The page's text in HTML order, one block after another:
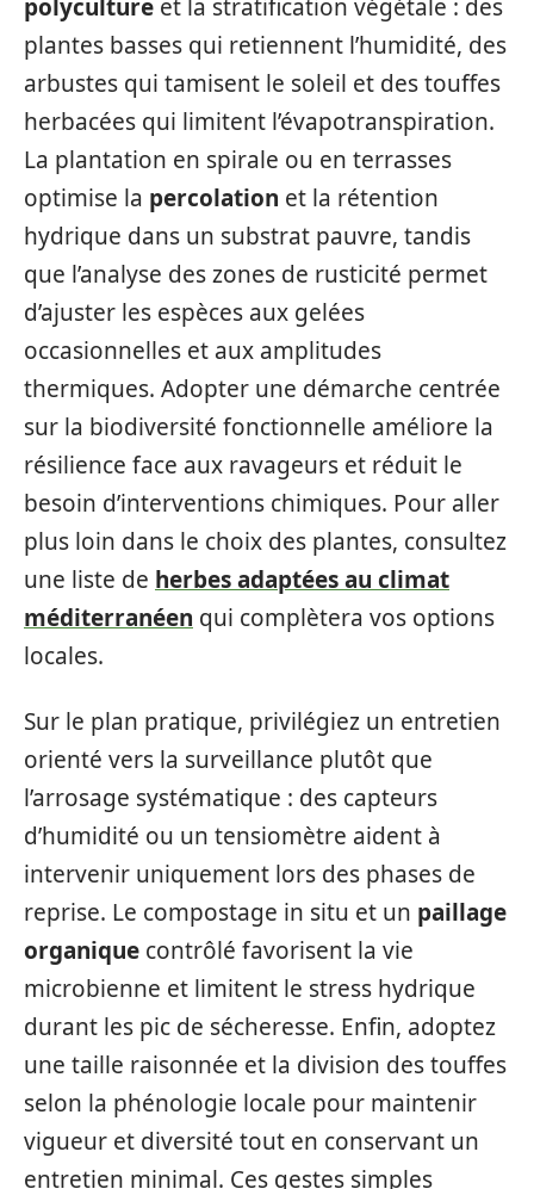
polyculture et la stratification végétale : des
plantes basses qui retiennent l’humidité, des
arbustes qui tamisent le soleil et des touffes
herbacées qui limitent l’évapotranspiration.
La plantation en spirale ou en terrasses
optimise la percolation et la rétention
hydrique dans un substrat pauvre, tandis
que l’analyse des zones de rusticité permet
d’ajuster les espèces aux gelées
occasionnelles et aux amplitudes
thermiques. Adopter une démarche centrée
sur la biodiversité fonctionnelle améliore la
résilience face aux ravageurs et réduit le
besoin d’interventions chimiques. Pour aller
plus loin dans le choix des plantes, consultez
une liste de herbes adaptées au climat
méditerranéen qui complètera vos options
locales.
Sur le plan pratique, privilégiez un entretien
orienté vers la surveillance plutôt que
l’arrosage systématique : des capteurs
d’humidité ou un tensiomètre aident à
intervenir uniquement lors des phases de
reprise. Le compostage in situ et un paillage
organique contrôlé favorisent la vie
microbienne et limitent le stress hydrique
durant les pic de sécheresse. Enfin, adoptez
une taille raisonnée et la division des touffes
selon la phénologie locale pour maintenir
vigueur et diversité tout en conservant un
entretien minimal. Ces gestes simples